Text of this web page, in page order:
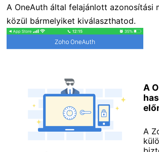
A OneAuth által felajánlott azonosítási
közül bármelyiket kiválaszthatod.
A
A